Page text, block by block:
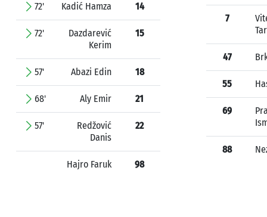
72' Kadić Hamza 14
72'
Dazdarević
Kerim
15
57' Abazi Edin 18
68' Aly Emir 21
57'
Redžović
Danis
22
Hajro Faruk 98
7
47
55
69
88